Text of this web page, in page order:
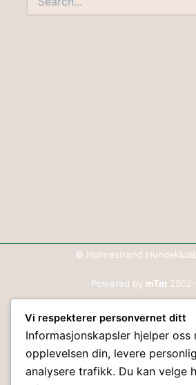
etter:
© Holmestrand
Powered by mTm
Kontaktskjema
30.07.2026
Vi respekterer personvernet ditt
Informasjonskapsler hjelper
opplevelsen din, levere
analysere trafikk. Du kan velge